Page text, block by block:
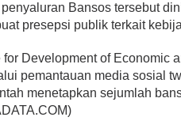
Bansos tersebut
presepsi publik terkait
Development of Economic
pemantauan media sosial
menetapkan sejumlah